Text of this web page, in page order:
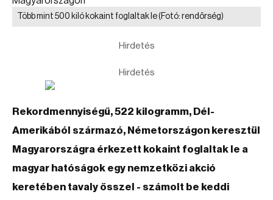
Több mint 500 kiló kokaint foglaltak le(Fotó: rendőrség)
Hirdetés
Hirdetés
Rekordmennyiségű, 522 kilogramm, Dél-
Amerikából származó, Németországon keresztül
Magyarországra érkezett kokaint foglaltak le a
magyar hatóságok egy nemzetközi akció
keretében tavaly ősszel - számolt be keddi